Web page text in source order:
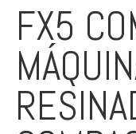
FX5